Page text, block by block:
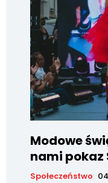
Modowe
nami pokaz
Społeczeństwo